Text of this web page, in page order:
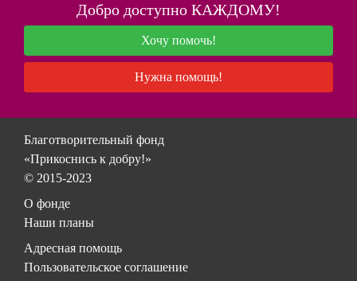
Добро доступно КАЖДОМУ!
Хочу помочь!
Нужна помощь!
Благотворительный фонд
«Прикоснись к добру!»
© 2015-2023
О фонде
Наши планы
Адресная помощь
Пользовательское соглашение